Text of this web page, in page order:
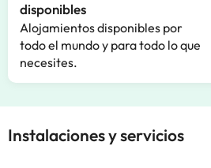
disponibles
Alojamientos disponibles por
todo el mundo y para todo lo que
necesites.
Instalaciones y servicios